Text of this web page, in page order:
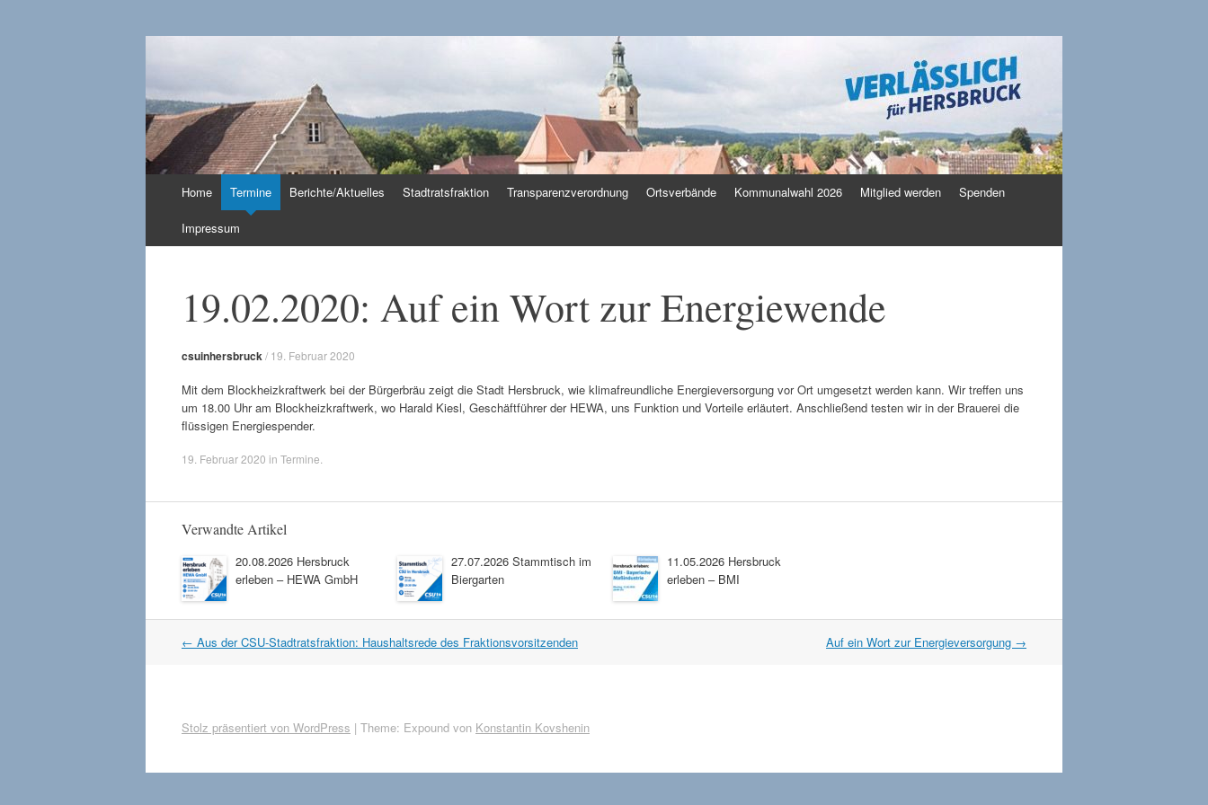
CSU in Hersbruck
springen
Home Termine Berichte/Aktuelles Stadtratsfraktion Transparenzverordnung Ortsverbände Kommunalwahl 2026 Mitglied werden Spenden
Impressum
19.02.2020: Auf ein Wort zur Energiewende
csuinhersbruck/ 19. Februar 2020
Mit dem Blockheizkraftwerk bei der Bürgerbräu zeigt die Stadt Hersbruck, wie klimafreundliche Energieversorgung vor Ort umgesetzt werden kann. Wir treffen uns
um 18.00 Uhr am Blockheizkraftwerk, wo Harald Kiesl, Geschäftführer der HEWA, uns Funktion und Vorteile erläutert. Anschließend testen wir in der Brauerei die
flüssigen Energiespender.
19. Februar 2020 in Termine
Verwandte Artikel
20.08.2026 Hersbruck
erleben – HEWA GmbH
27.07.2026 Stammtisch im
Biergarten
11.05.2026 Hersbruck
erleben – BMI
Artikel
← Aus der CSU-Stadtratsfraktion: Haushaltsrede des Fraktionsvorsitzenden Auf ein Wort zur Energieversorgung →
Stolz präsentiert von WordPress | Theme: Expound von Konstantin Kovshenin